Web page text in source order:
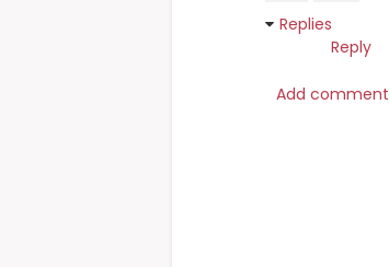
Replies
Reply
Add comment